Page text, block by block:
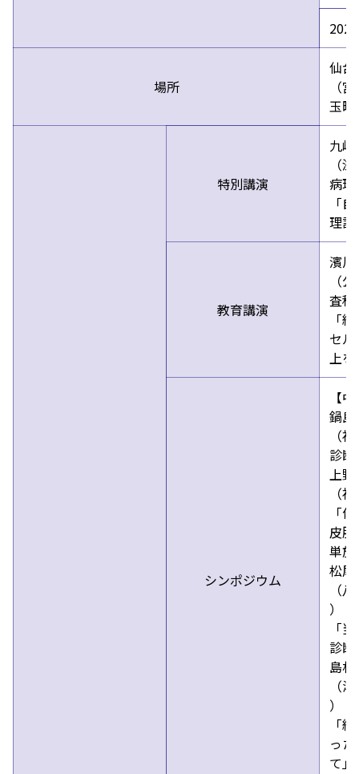
場所
仙台
（
玉
特別講演
九
（
病理
「
理診
教育講演
濱
（
査科
「
セ
上を
シンポジウム
【
鍋
（
診
上
（
「
皮
単施
松
（
）
「
診
島
（
）
「
っ
て」